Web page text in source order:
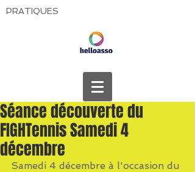
PRATIQUES
Séance découverte du
FIGHTennis Samedi 4
décembre
Samedi 4 décembre à l'occasion du